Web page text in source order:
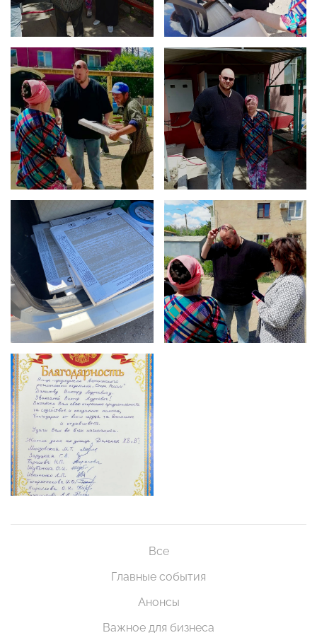
Все
Главные события
Анонсы
Важное для бизнеса